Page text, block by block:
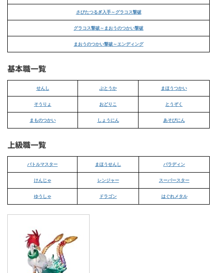
さびたつるぎ入手～グラコス撃破
グラコス撃破～まおうのつかい撃破
まおうのつかい撃破～エンディング
基本職一覧
せんし ぶとうか まほうつかい
そうりょ おどりこ とうぞく
まものつかい しょうにん あそびにん
上級職一覧
バトルマスター まほうせんし パラディン
けんじゃ レンジャー スーパースター
ゆうしゃ ドラゴン はぐれメタル